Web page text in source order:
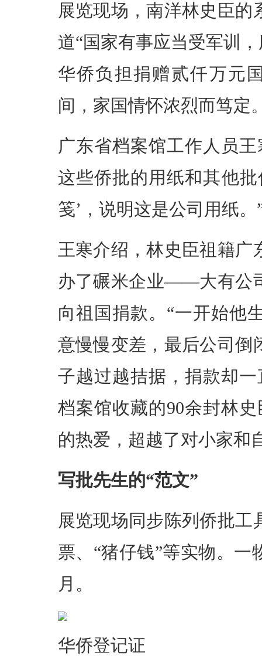
展览现场，南洋林史臣
道“国家有事应当受军训
华侨负担捐赠贰仟万元
间，家国情怀浓烈而笃定
广东省档案馆工作人员
这些侨批的用纸和其他
笺’，说明这是公司用纸。
王寒介绍，林史臣祖籍广
办了碾米企业——大有公
向祖国捐款。“一开始他
意慢慢变差，最后公司倒
子越过越拮据，捐款却
档案馆收藏的90余封林
的热爱，超越了对小家和
写批先生的“范文”
展览现场同步陈列侨批
票、“猪仔钱”等实物。
月。
华侨登记证